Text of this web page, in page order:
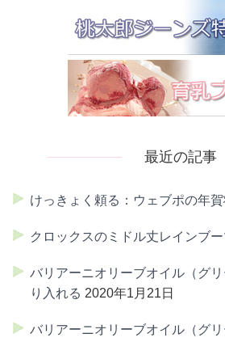
最近の記事
けっきょく頼る：ウェブポの年賀
クロックスのミドル丈レインブー
バリアーニオリーブオイル（グ
り入れる 2020年1月21日
バリアーニオリーブオイル（グリ